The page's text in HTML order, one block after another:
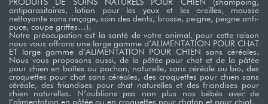
PRODUITS DE SOINS NATURELS POUR CHIEN (shampoing,
antiparasitaires, lotion pour les yeux et les oreilles, mousse
nettoyante sans rinçage, soin des dents, brosse, peigne, peigne anti-
puce, coupe griffes…). ​
Notre préocupation est la santé de votre animal, pour cette raison
nous vous offrons une large gamme d’ALIMENTATION POUR CHAT
ET large gamme d’ALIMENTATION POUR CHIEN sans céréales.
Nous vous proposons aussi, de la pâtée pour chat et de la pâtée
pour chien en boîtes ou pochon, naturelle, sans céréale ou bio, des
croquettes pour chat sans céréales, des croquettes pour chien sans
céréale, des friandises pour chat naturelles et des friandises pour
chien naturelles. N’oublions pas non plus nos bébés avec de
l’alimentation en pâtée ou en croquettes pour chaton et pour chiot. ​